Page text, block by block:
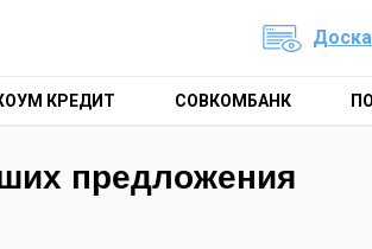
КРЕДИТ СОВКОМБАНК
предложения